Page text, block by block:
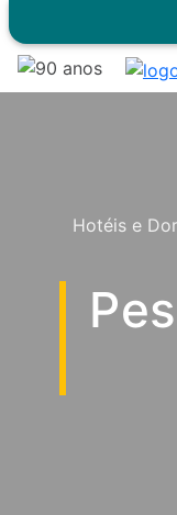
Hotéis e